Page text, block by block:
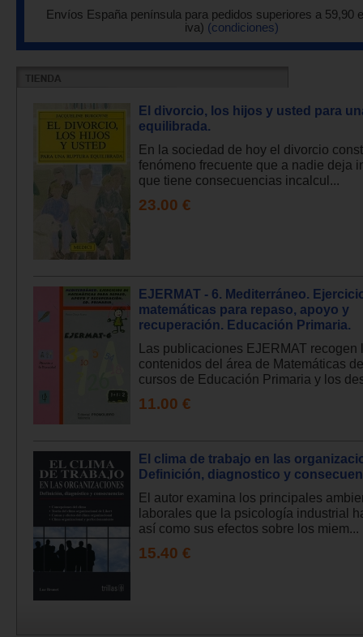
Envíos España península para pedidos superiores a 59,90
iva) (condiciones)
El divorcio, los hijos y usted para
equilibrada.
En la sociedad de hoy el divorcio
fenómeno frecuente que a nadie deja
que tiene consecuencias incalcul...
23.00 €
EJERMAT - 6. Mediterráneo.
matemáticas para repaso, apoyo y
recuperación. Educación Primaria.
Las publicaciones EJERMAT recogen
contenidos del área de Matemáticas
cursos de Educación Primaria y los
11.00 €
El clima de trabajo en las
Definición, diagnostico y
El autor examina los principales
laborales que la psicología industrial
así como sus efectos sobre los miem...
15.40 €